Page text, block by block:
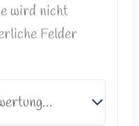
wird nicht
Felder